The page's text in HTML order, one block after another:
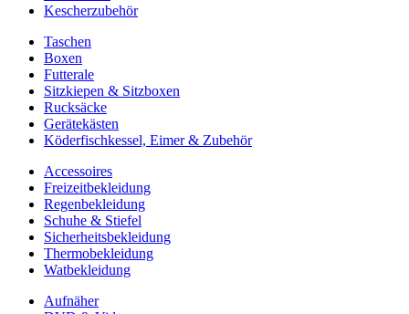
Kescherzubehör
Taschen
Boxen
Futterale
Sitzkiepen & Sitzboxen
Rucksäcke
Gerätekästen
Köderfischkessel, Eimer & Zubehör
Accessoires
Freizeitbekleidung
Regenbekleidung
Schuhe & Stiefel
Sicherheitsbekleidung
Thermobekleidung
Watbekleidung
Aufnäher